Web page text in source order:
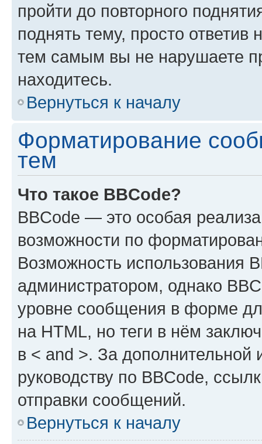
пройти до повторного
поднять тему, просто ответив
тем самым вы не нарушаете
находитесь.
Вернуться к началу
Форматирование
тем
Что такое BBCode?
BBCode — это особая
возможности по
Возможность использования
администратором, однако
уровне сообщения в форме
на HTML, но теги в нём
в < and >. За
руководству по BBCode,
отправки сообщений.
Вернуться к началу